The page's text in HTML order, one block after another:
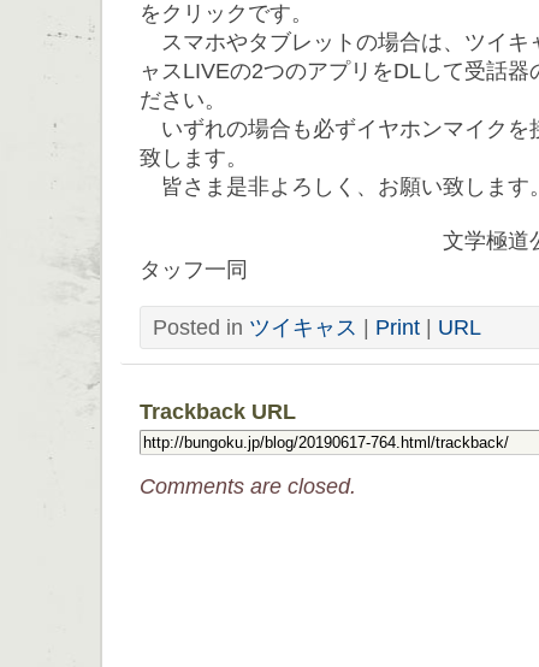
をクリックです。
スマホやタブレットの場合は、ツイキ
ャスLIVEの2つのアプリをDLして受話
ださい。
いずれの場合も必ずイヤホンマイクを
致します。
皆さま是非よろしく、お願い致します
文学極道公式ツイ
タッフ一同
Posted in ツイキャス | Print | URL
Trackback URL
Comments are closed.